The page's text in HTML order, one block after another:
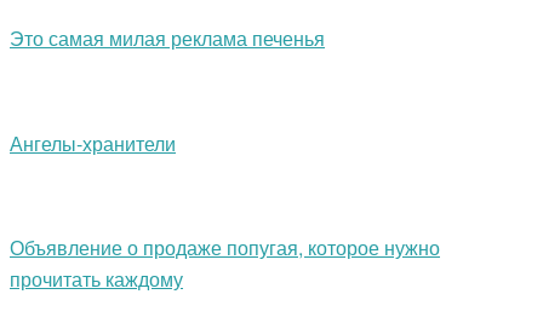
Это самая милая реклама печенья
Ангелы-хранители
Объявление о продаже попугая, которое нужно
прочитать каждому